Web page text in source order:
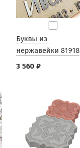
Буквы из
нержавейки 81918
3 560 ₽